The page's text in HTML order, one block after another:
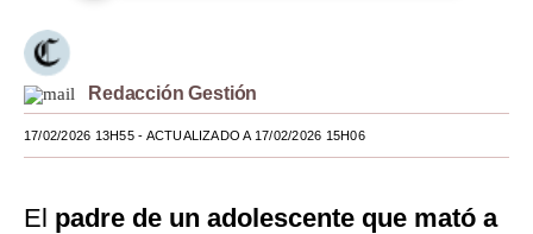
México
España
Internacional
Redacción Gestión
17/02/2026 13H55- ACTUALIZADO A 17/02/2026 15H06
El padre de un adolescente que mató a